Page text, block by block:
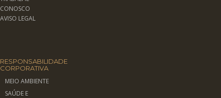
CONOSCO
AVISO LEGAL
RESPONSABILIDADE
CORPORATIVA
MEIO AMBIENTE
SAÚDE E